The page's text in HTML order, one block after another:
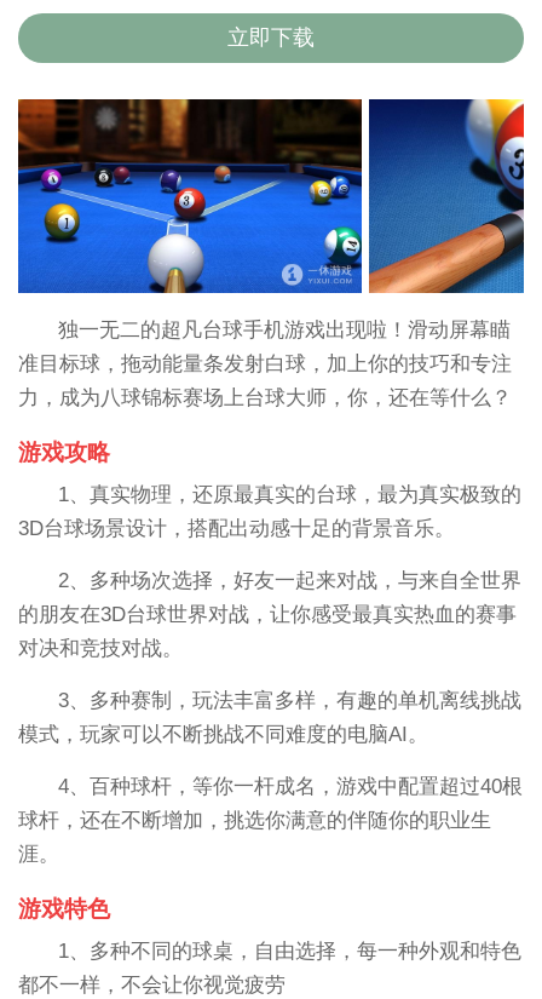
立即下载
独一无二的超凡台球手机游戏出现啦！滑动屏幕瞄
准目标球，拖动能量条发射白球，加上你的技巧和专注
力，成为八球锦标赛场上台球大师，你，还在等什么？
游戏攻略
1、真实物理，还原最真实的台球，最为真实极致的
3D台球场景设计，搭配出动感十足的背景音乐。
2、多种场次选择，好友一起来对战，与来自全世界
的朋友在3D台球世界对战，让你感受最真实热血的赛事
对决和竞技对战。
3、多种赛制，玩法丰富多样，有趣的单机离线挑战
模式，玩家可以不断挑战不同难度的电脑AI。
4、百种球杆，等你一杆成名，游戏中配置超过40根
球杆，还在不断增加，挑选你满意的伴随你的职业生
涯。
游戏特色
1、多种不同的球桌，自由选择，每一种外观和特色
都不一样，不会让你视觉疲劳